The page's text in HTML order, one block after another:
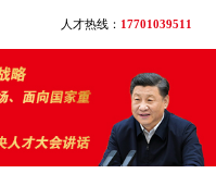
人才热线： 17701039511